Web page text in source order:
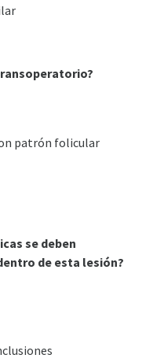
patrón folicular
se deben
de esta lesión?